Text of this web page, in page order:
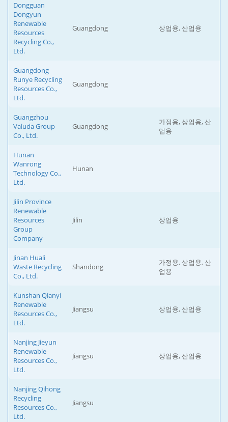
Dongguan
Dongyun
Renewable
Resources
Recycling Co.,
Ltd.
Guangdong 상업용, 산업용
Guangdong
Runye Recycling
Resources Co.,
Ltd.
Guangdong
Guangzhou
Valuda Group
Co., Ltd.
Guangdong
가정용, 상업용, 산
업용
Hunan
Wanrong
Technology Co.,
Ltd.
Hunan
Jilin Province
Renewable
Resources
Group
Company
Jilin 상업용
Jinan Huali
Waste Recycling
Co., Ltd.
Shandong
가정용, 상업용, 산
업용
Kunshan Qianyi
Renewable
Resources Co.,
Ltd.
Jiangsu 상업용, 산업용
Nanjing Jieyun
Renewable
Resources Co.,
Ltd.
Jiangsu 상업용, 산업용
Nanjing Qihong
Recycling
Resources Co.,
Ltd.
Jiangsu